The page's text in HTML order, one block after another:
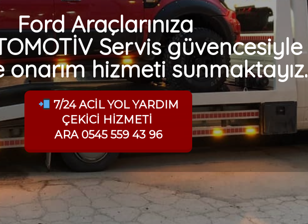
işaretlenmişlerdir
Ford Araçlarınıza
Servis güvencesiyle
onarım hizmeti sunmaktayız.
7/24 ACİL YOL YARDIM
ÇEKİCİ HİZMETİ
ARA 0545 559 43 96